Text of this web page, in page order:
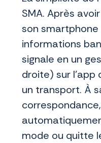
SMA. Après
son
informations
signale en un
droite) sur l’app
un transport. À
mode ou quitte